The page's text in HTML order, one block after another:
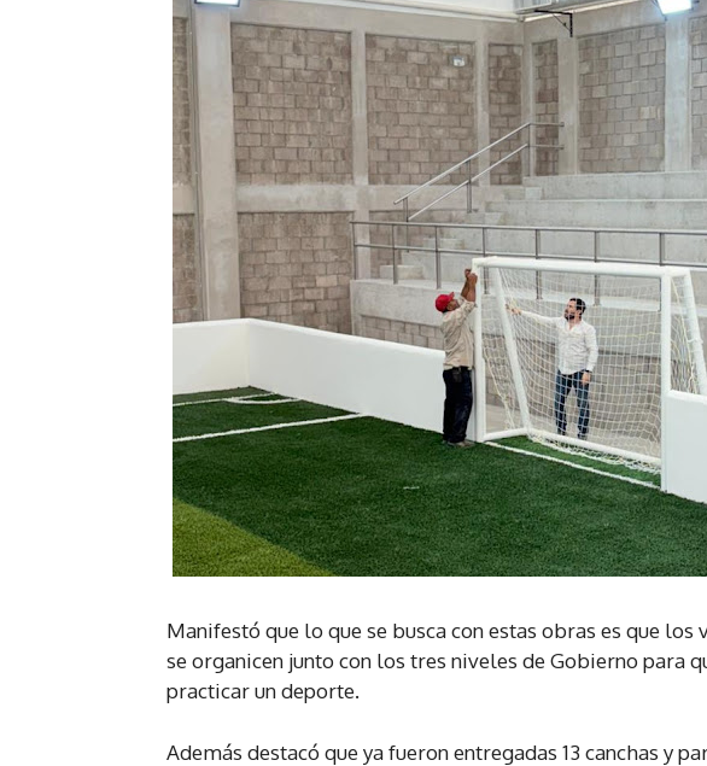
Manifestó que lo que se busca con estas obras es que los
se organicen junto con los tres niveles de Gobierno para
practicar un deporte.
Además destacó que ya fueron entregadas 13 canchas y